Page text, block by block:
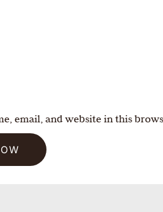
email, and website in this